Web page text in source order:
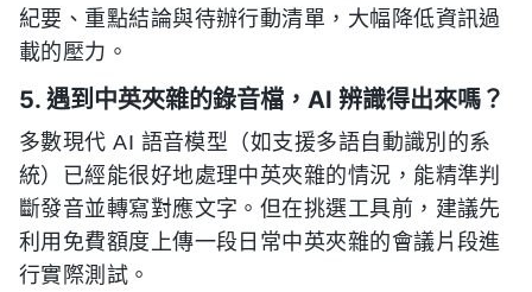
紀要、重點結論與待辦行動清單，大幅降低資訊過
載的壓力。
5. 遇到中英夾雜的錄音檔，AI 辨識得出來嗎？
多數現代 AI 語音模型（如支援多語自動識別的系
統）已經能很好地處理中英夾雜的情況，能精準判
斷發音並轉寫對應文字。但在挑選工具前，建議先
利用免費額度上傳一段日常中英夾雜的會議片段進
行實際測試。